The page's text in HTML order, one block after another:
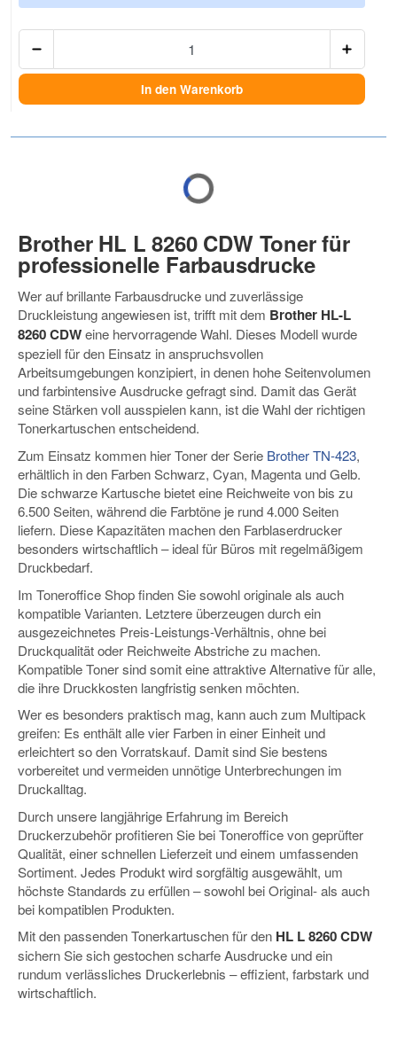
In den Warenkorb
Brother HL L 8260 CDW Toner für
professionelle Farbausdrucke
Wer auf brillante Farbausdrucke und zuverlässige
Druckleistung angewiesen ist, trifft mit dem Brother HL-L
8260 CDWeine hervorragende Wahl. Dieses Modell wurde
speziell für den Einsatz in anspruchsvollen
Arbeitsumgebungen konzipiert, in denen hohe Seitenvolumen
und farbintensive Ausdrucke gefragt sind. Damit das Gerät
seine Stärken voll ausspielen kann, ist die Wahl der richtigen
Tonerkartuschen entscheidend.
Zum Einsatz kommen hier Toner der Serie Brother TN-423,
erhältlich in den Farben Schwarz, Cyan, Magenta und Gelb.
Die schwarze Kartusche bietet eine Reichweite von bis zu
6.500 Seiten, während die Farbtöne je rund 4.000 Seiten
liefern. Diese Kapazitäten machen den Farblaserdrucker
besonders wirtschaftlich – ideal für Büros mit regelmäßigem
Druckbedarf.
Im Toneroffice Shop finden Sie sowohl originale als auch
kompatible Varianten. Letztere überzeugen durch ein
ausgezeichnetes Preis-Leistungs-Verhältnis, ohne bei
Druckqualität oder Reichweite Abstriche zu machen.
Kompatible Toner sind somit eine attraktive Alternative für alle,
die ihre Druckkosten langfristig senken möchten.
Wer es besonders praktisch mag, kann auch zum Multipack
greifen: Es enthält alle vier Farben in einer Einheit und
erleichtert so den Vorratskauf. Damit sind Sie bestens
vorbereitet und vermeiden unnötige Unterbrechungen im
Druckalltag.
Durch unsere langjährige Erfahrung im Bereich
Druckerzubehör profitieren Sie bei Toneroffice von geprüfter
Qualität, einer schnellen Lieferzeit und einem umfassenden
Sortiment. Jedes Produkt wird sorgfältig ausgewählt, um
höchste Standards zu erfüllen – sowohl bei Original- als auch
bei kompatiblen Produkten.
Mit den passenden Tonerkartuschen für den HL L 8260 CDW
sichern Sie sich gestochen scharfe Ausdrucke und ein
rundum verlässliches Druckerlebnis – effizient, farbstark und
wirtschaftlich.